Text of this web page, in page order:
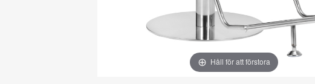
Håll för att förstora